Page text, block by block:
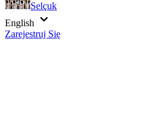
Selçuk
English
Zarejestruj Się